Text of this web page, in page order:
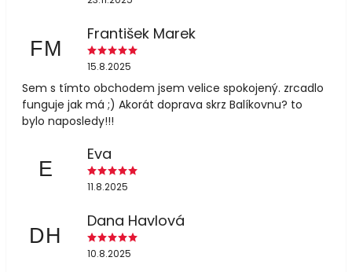
FM
František Marek
15.8.2025
Sem s tímto obchodem jsem velice spokojený. zrcadlo
funguje jak má ;) Akorát doprava skrz Balíkovnu? to
bylo naposledy!!!
E
Eva
11.8.2025
DH
Dana Havlová
10.8.2025